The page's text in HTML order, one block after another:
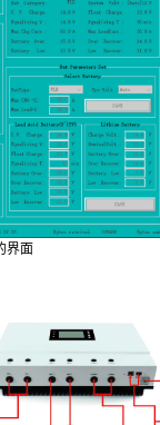
界面